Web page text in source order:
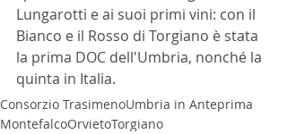
Lungarotti e ai suoi primi vini: con il
Bianco e il Rosso di Torgiano è stata
la prima DOC dell'Umbria, nonché la
quinta in Italia.
Consorzio TrasimenoUmbria in Anteprima
MontefalcoOrvietoTorgiano